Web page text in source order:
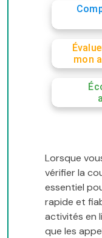
mon
Lorsque
vérifier la
essentiel
rapide et
activités en
que les